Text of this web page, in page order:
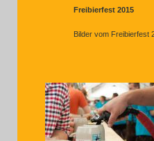
Freibierfest 2015
Bilder vom Freibierfest